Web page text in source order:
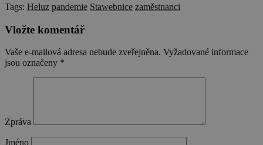
Tags: Heluz pandemie Stawebnice zaměstnanci
Vložte komentář
Vaše e-mailová adresa nebude zveřejněna. Vyžadované informace
jsou označeny *
Zpráva
Jméno